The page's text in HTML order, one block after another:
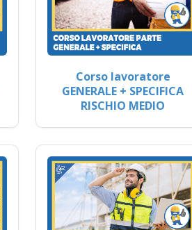
Corso lavoratore
GENERALE + SPECIFICA
RISCHIO MEDIO